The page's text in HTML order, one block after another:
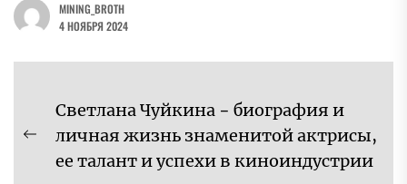
MINING_BROTH
4 НОЯБРЯ 2024
Навигация
по
записям
Предыдущая
запись:
Светлана Чуйкина − биография и
личная жизнь знаменитой актрисы,
ее талант и успехи в киноиндустрии